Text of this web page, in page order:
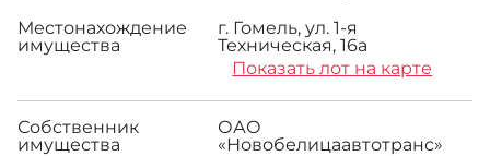
Местонахождение
имущества
г. Гомель, ул. 1-я
Техническая, 16а
Показать лот на карте
Собственник
имущества
ОАО
«Новобелицаавтотранс»